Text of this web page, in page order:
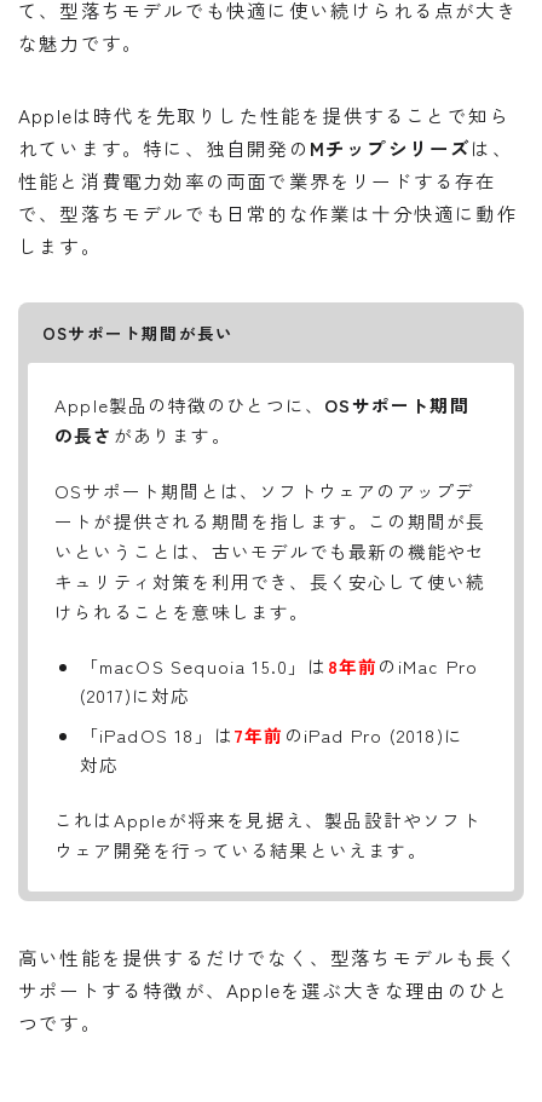
て、型落ちモデルでも快適に使い続けられる点が大き
な魅力です。
Appleは時代を先取りした性能を提供することで知ら
れています。特に、独自開発の Mチップシリーズは、
性能と消費電力効率の両面で業界をリードする存在
で、型落ちモデルでも日常的な作業は十分快適に動作
します。
OSサポート期間が長い
Apple製品の特徴のひとつに、 OSサポート期間
の長さ があります。
OSサポート期間とは、ソフトウェアのアップデ
ートが提供される期間を指します。この期間が長
いということは、古いモデルでも最新の機能やセ
キュリティ対策を利用でき、長く安心して使い続
けられることを意味します。
「macOS Sequoia 15.0」は 8年前のiMac Pro
(2017)に対応
「iPadOS 18」は7年前 のiPad Pro (2018)に
対応
これはAppleが将来を見据え、製品設計やソフト
ウェア開発を行っている結果といえます。
高い性能を提供するだけでなく、型落ちモデルも長く
サポートする特徴が、Appleを選ぶ大きな理由のひと
つです。